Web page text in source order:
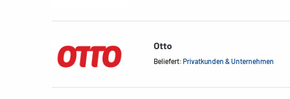
Otto
Beliefert: Privatkunden & Unternehmen